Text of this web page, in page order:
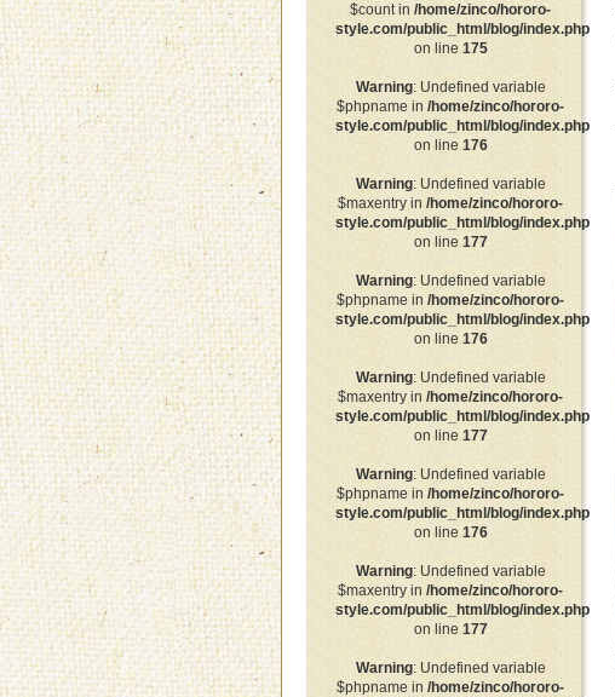
$count in /home/zinco/hororo-
style.com/public_html/blog/index.php
on line 175
Warning: Undefined variable
$phpname in /home/zinco/hororo-
style.com/public_html/blog/index.php
on line 176
Warning: Undefined variable
$maxentry in /home/zinco/hororo-
style.com/public_html/blog/index.php
on line 177
Warning: Undefined variable
$phpname in /home/zinco/hororo-
style.com/public_html/blog/index.php
on line 176
Warning: Undefined variable
$maxentry in /home/zinco/hororo-
style.com/public_html/blog/index.php
on line 177
Warning: Undefined variable
$phpname in /home/zinco/hororo-
style.com/public_html/blog/index.php
on line 176
Warning: Undefined variable
$maxentry in /home/zinco/hororo-
style.com/public_html/blog/index.php
on line 177
Warning: Undefined variable
$phpname in /home/zinco/hororo-